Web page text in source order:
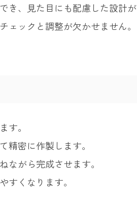
、見た目にも配慮した設計が
ックと調整が欠かせません。
す。
密に作製します。
ながら完成させます。
すくなります。